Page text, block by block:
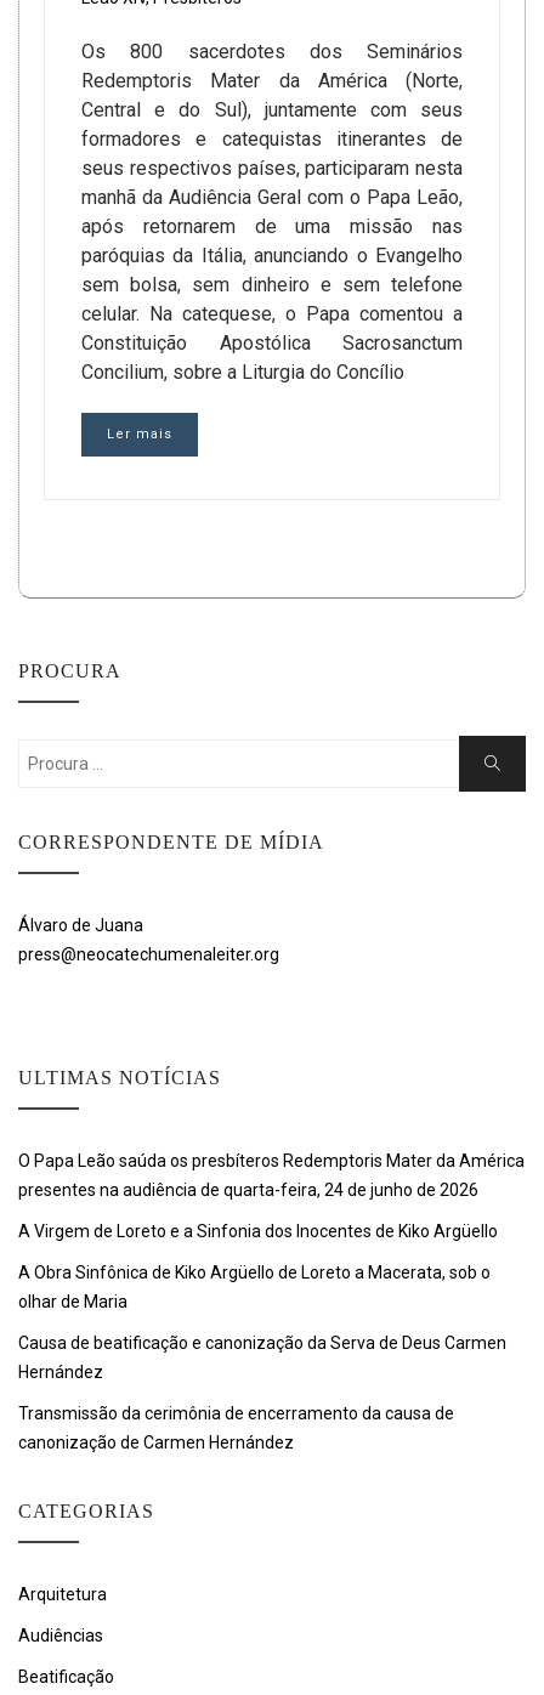
Os 800 sacerdotes dos Seminários
Redemptoris Mater da América (Norte,
Central e do Sul), juntamente com seus
formadores e catequistas itinerantes de
seus respectivos países, participaram nesta
manhã da Audiência Geral com o Papa Leão,
após retornarem de uma missão nas
paróquias da Itália, anunciando o Evangelho
sem bolsa, sem dinheiro e sem telefone
celular. Na catequese, o Papa comentou a
Constituição Apostólica Sacrosanctum
Concilium, sobre a Liturgia do Concílio
Ler mais
PROCURA
Search
Search
CORRESPONDENTE DE MÍDIA
Álvaro de Juana
press@neocatechumenaleiter.org
ULTIMAS NOTÍCIAS
O Papa Leão saúda os presbíteros Redemptoris Mater da América
presentes na audiência de quarta-feira, 24 de junho de 2026
A Virgem de Loreto e a Sinfonia dos Inocentes de Kiko Argüello
A Obra Sinfônica de Kiko Argüello de Loreto a Macerata, sob o
olhar de Maria
Causa de beatificação e canonização da Serva de Deus Carmen
Hernández
Transmissão da cerimônia de encerramento da causa de
canonização de Carmen Hernández
CATEGORIAS
Arquitetura
Audiências
Beatificação